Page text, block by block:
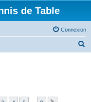
de Table
Connexion